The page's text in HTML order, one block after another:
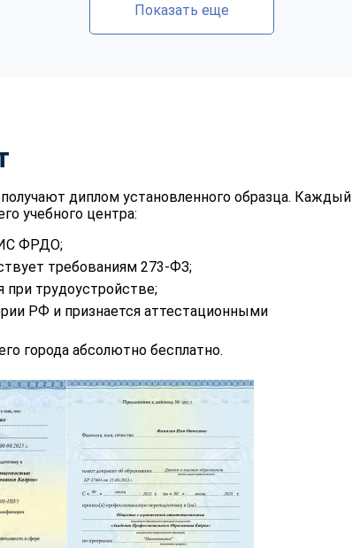
Показать еще
диплом установленного образца. Каждый
учебного центра:
ФРДО;
требованиям 273-ФЗ;
трудоустройстве;
РФ и признается аттестационными
города абсолютно бесплатно.